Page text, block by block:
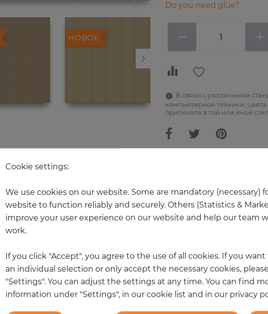
НОВОЕ НОВОЕ
Do you need glue?
− +
В связи с различными
компьютерной техники, цвета
оригинала в той или иной
Ещё 20 товаров из этой категории
НОВОЕ
Cookie settings:
We use cookies on our website. Some are mandatory (necessary)
website to function reliably and securely. Others (Statistics &
improve your user experience on our website and help our team
work.
If you click "Accept", you agree to the use of all cookies. If you
an individual selection or only accept the necessary cookies,
"Settings". You can adjust the settings at any time. You can find
information under "Settings", in our cookie list and in our privacy